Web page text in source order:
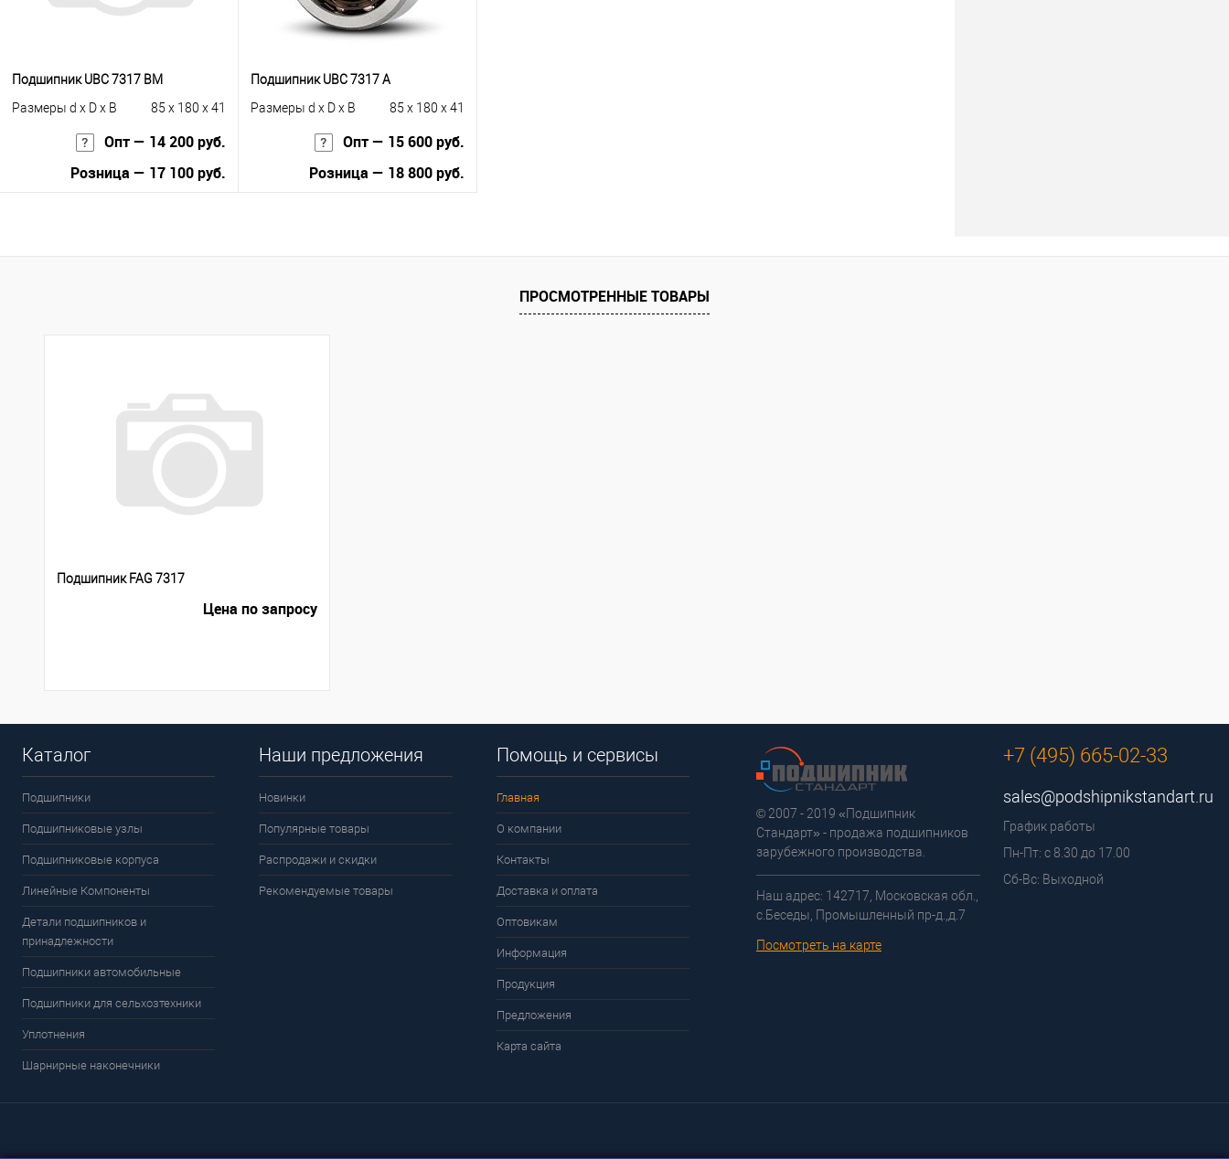
Подшипник UBC 7317 BM
Размеры d x D x B
85 x 180 x 41
Опт — 14 200 руб.
Розница — 17 100 руб.
Подшипник UBC 7317 A
Размеры d x D x B
85 x 180 x 41
Опт — 15 600 руб.
Розница — 18 800 руб.
ПРОСМОТРЕННЫЕ ТОВАРЫ
Подшипник FAG 7317
Цена по запросу
Каталог
Подшипники
Подшипниковые узлы
Подшипниковые корпуса
Линейные Компоненты
Детали подшипников и
принадлежности
Подшипники автомобильные
Подшипники для сельхозтехники
Уплотнения
Шарнирные наконечники
Наши предложения
Новинки
Популярные товары
Распродажи и скидки
Рекомендуемые товары
Помощь и сервисы
Главная
О компании
Контакты
Доставка и оплата
Оптовикам
Информация
Продукция
Предложения
Карта сайта
© 2007 - 2019 «Подшипник
Стандарт» - продажа подшипников
зарубежного производства.
Наш адрес: 142717, Московская обл.,
с.Беседы, Промышленный пр-д.,д.7
Посмотреть на карте
+7 (495) 665-02-33
sales@podshipnikstandart.ru
График работы
Пн-Пт: с 8.30 до 17.00
Сб-Вс: Выходной